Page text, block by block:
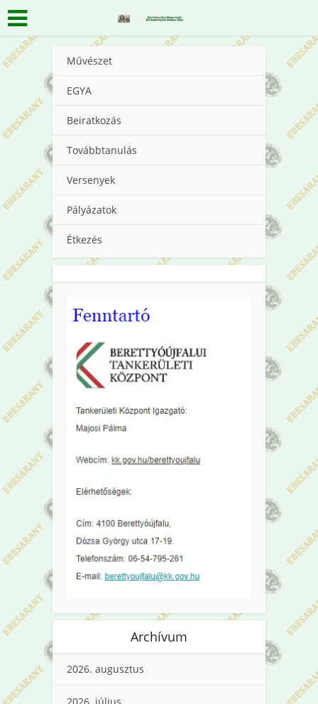
Művészet
EGYA
Beiratkozás
Továbbtanulás
Versenyek
Pályázatok
Étkezés
Archívum
2026. augusztus